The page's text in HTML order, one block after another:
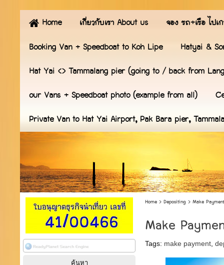
Home เกี่ยวกับเรา About us
จอง รถ+เรือ ไปเ
Booking Van + Speedboat to Koh Lipe
Hatyai &
Hat Yai <> Tammalang pier (going to / back from
our Vans + Speedboat photo (example from all)
Private Van to Hat Yai Airport, Pak Bara pier,
Home> Depositing > Make
Make
Tags: make payment ,